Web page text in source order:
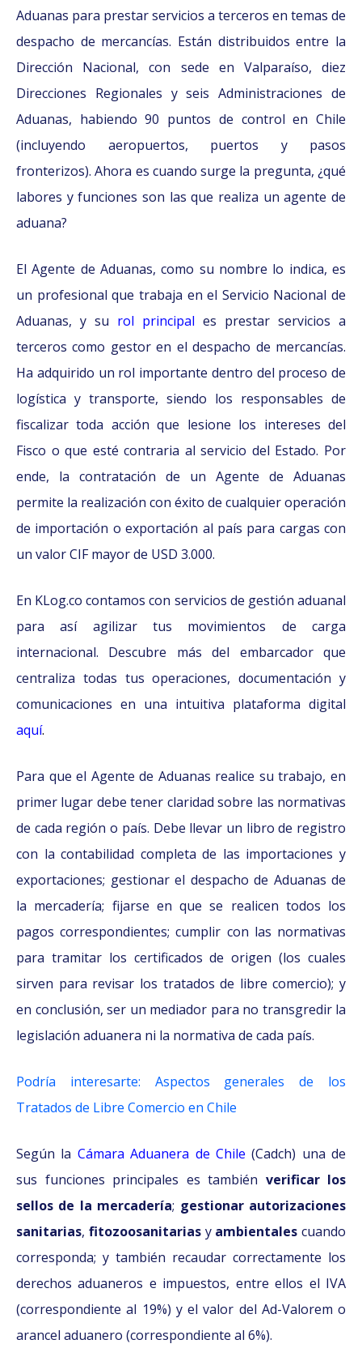
Aduanas para prestar servicios a terceros en temas de
despacho de mercancías. Están distribuidos entre la
Dirección Nacional, con sede en Valparaíso, diez
Direcciones Regionales y seis Administraciones de
Aduanas, habiendo 90 puntos de control en Chile
(incluyendo aeropuertos, puertos y pasos
fronterizos). Ahora es cuando surge la pregunta, ¿qué
labores y funciones son las que realiza un agente de
aduana?
El Agente de Aduanas, como su nombre lo indica, es
un profesional que trabaja en el Servicio Nacional de
Aduanas, y su rol principal es prestar servicios a
terceros como gestor en el despacho de mercancías.
Ha adquirido un rol importante dentro del proceso de
logística y transporte, siendo los responsables de
fiscalizar toda acción que lesione los intereses del
Fisco o que esté contraria al servicio del Estado. Por
ende, la contratación de un Agente de Aduanas
permite la realización con éxito de cualquier operación
de importación o exportación al país para cargas con
un valor CIF mayor de USD 3.000.
En KLog.co contamos con servicios de gestión aduanal
para así agilizar tus movimientos de carga
internacional. Descubre más del embarcador que
centraliza todas tus operaciones, documentación y
comunicaciones en una intuitiva plataforma digital
aquí.
Para que el Agente de Aduanas realice su trabajo, en
primer lugar debe tener claridad sobre las normativas
de cada región o país. Debe llevar un libro de registro
con la contabilidad completa de las importaciones y
exportaciones; gestionar el despacho de Aduanas de
la mercadería; fijarse en que se realicen todos los
pagos correspondientes; cumplir con las normativas
para tramitar los certificados de origen (los cuales
sirven para revisar los tratados de libre comercio); y
en conclusión, ser un mediador para no transgredir la
legislación aduanera ni la normativa de cada país.
Podría interesarte: Aspectos generales de los
Tratados de Libre Comercio en Chile
Según la Cámara Aduanera de Chile (Cadch) una de
sus funciones principales es también verificar los
sellos de la mercadería; gestionar autorizaciones
sanitarias, fitozoosanitariasy ambientales cuando
corresponda; y también recaudar correctamente los
derechos aduaneros e impuestos, entre ellos el IVA
(correspondiente al 19%) y el valor del Ad-Valorem o
arancel aduanero (correspondiente al 6%).